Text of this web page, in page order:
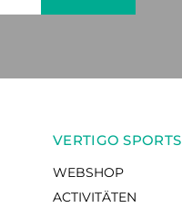
VERTIGO SPORTS
WEBSHOP
ACTIVITÄTEN